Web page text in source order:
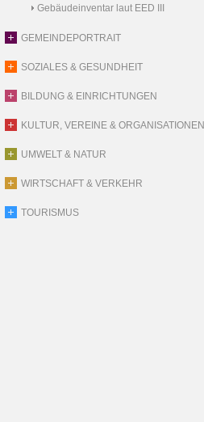
Gebäudeinventar laut EED III
GEMEINDEPORTRAIT
SOZIALES & GESUNDHEIT
BILDUNG & EINRICHTUNGEN
KULTUR, VEREINE & ORGANISATIONEN
UMWELT & NATUR
WIRTSCHAFT & VERKEHR
TOURISMUS